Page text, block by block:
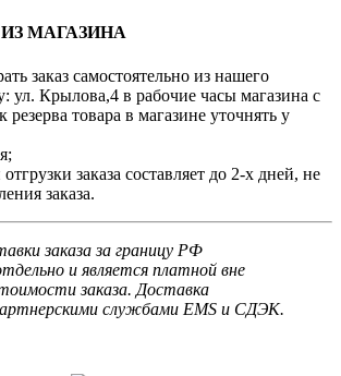
МАГАЗИНА
заказ самостоятельно из нашего
ул. Крылова,4 в рабочие часы магазина с
резерва товара в магазине уточнять у
заказа составляет до 2-х дней, не
заказа.
заказа за границу РФ
и является платной вне
заказа. Доставка
службами EMS и СДЭК.